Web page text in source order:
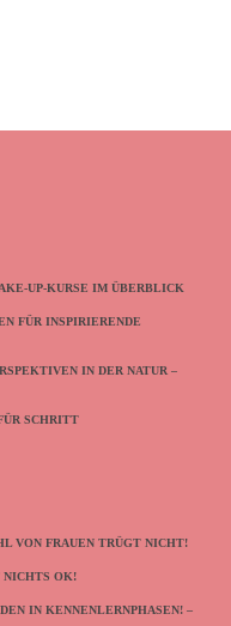
UP-KURSE IM ÜBERBLICK
FÜR INSPIRIERENDE
IN DER NATUR –
SCHRITT
VON FRAUEN TRÜGT NICHT!
NICHTS OK!
IN KENNENLERNPHASEN! –